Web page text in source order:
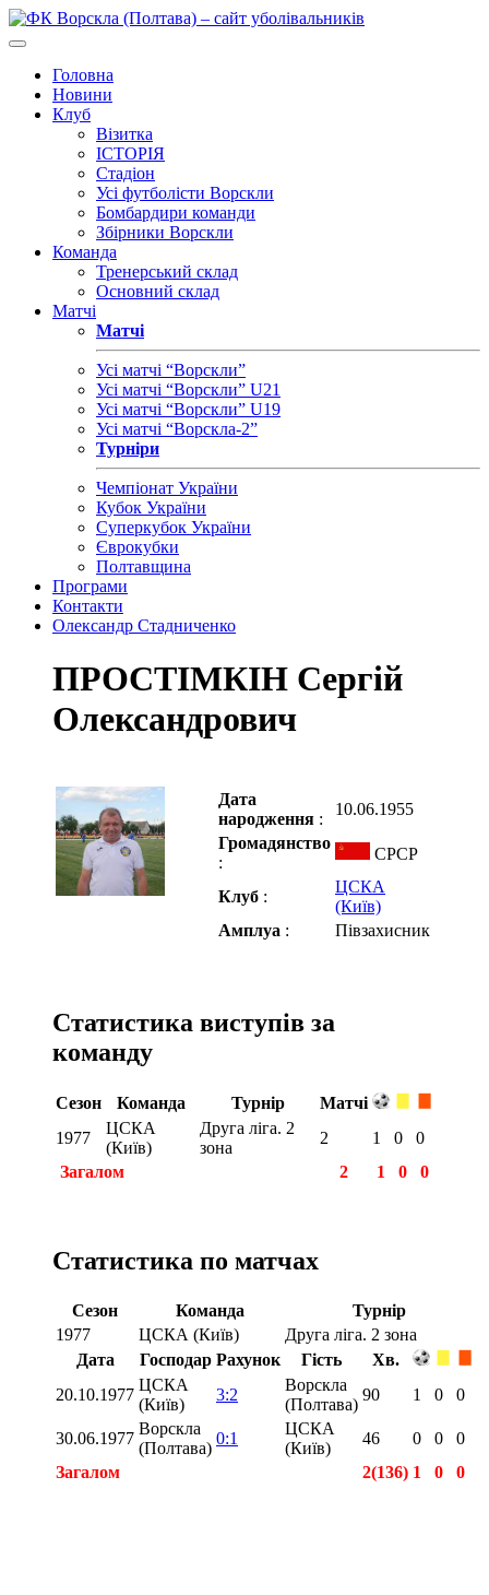
Головна
Новини
Клуб
Візитка
ІСТОРІЯ
Стадіон
Усі футболісти Ворскли
Бомбардири команди
Збірники Ворскли
Команда
Тренерський склад
Основний склад
Матчі
Матчі
Усі матчі “Ворскли”
Усі матчі “Ворскли” U21
Усі матчі “Ворскли” U19
Усі матчі “Ворскла-2”
Турніри
Чемпіонат України
Кубок України
Суперкубок України
Єврокубки
Полтавщина
Програми
Контакти
Олександр Стадниченко
ПРОСТІМКІН Сергій
Олександрович
Дата
народження :
10.06.1955
Громадянство
:
СРСР
Клуб :
ЦСКА
(Київ)
Амплуа : Півзахисник
Статистика виступів за
команду
Сезон Команда Турнір
Матчі
1977
ЦСКА
(Київ)
Друга ліга. 2
зона
2 1 0
0
Загалом
2 1 0 0
Статистика по матчах
Сезон Команда
Турнір
1977
ЦСКА (Київ)
Друга ліга. 2 зона
Дата
Господар Рахунок Гість
Хв.
20.10.1977
ЦСКА
(Київ)
3:2
Ворскла
(Полтава)
90 1 0 0
30.06.1977
Ворскла
(Полтава)
0:1
ЦСКА
(Київ)
46 0 0
0
Загалом
2(136) 1 0
0